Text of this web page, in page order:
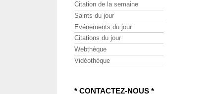
Citation de la semaine
Saints du jour
Evénements du jour
Citations du jour
Webthèque
Vidéothèque
* CONTACTEZ-NOUS *